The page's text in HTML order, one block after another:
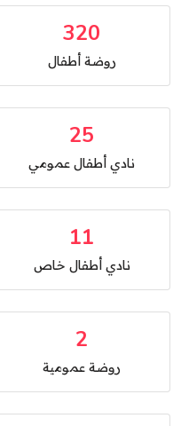
320
روضة أطفال
25
نادي أطفال عمومي
11
نادي أطفال خاص
2
روضة عمومية